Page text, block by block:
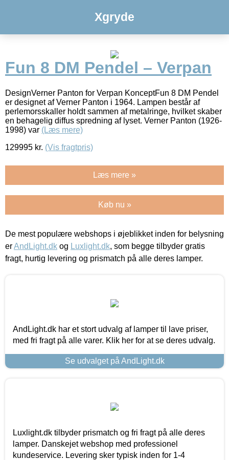
Xgryde
Fun 8 DM Pendel – Verpan
DesignVerner Panton for Verpan KonceptFun 8 DM Pendel
er designet af Verner Panton i 1964. Lampen består af
perlemorsskaller holdt sammen af metalringe, hvilket skaber
en behagelig diffus spredning af lyset. Verner Panton (1926-
1998) var (Læs mere)
129995 kr. (Vis fragtpris)
Læs mere »
Køb nu »
De mest populære webshops i øjeblikket inden for belysning
erAndLight.dk og Luxlight.dk, som begge tilbyder gratis
fragt, hurtig levering og prismatch på alle deres lamper.
AndLight.dk har et stort udvalg af lamper til lave priser,
med fri fragt på alle varer. Klik her for at se deres udvalg.
Se udvalget på AndLight.dk
Luxlight.dk tilbyder prismatch og fri fragt på alle deres
lamper. Danskejet webshop med professionel
kundeservice. Levering sker typisk inden for 1-4